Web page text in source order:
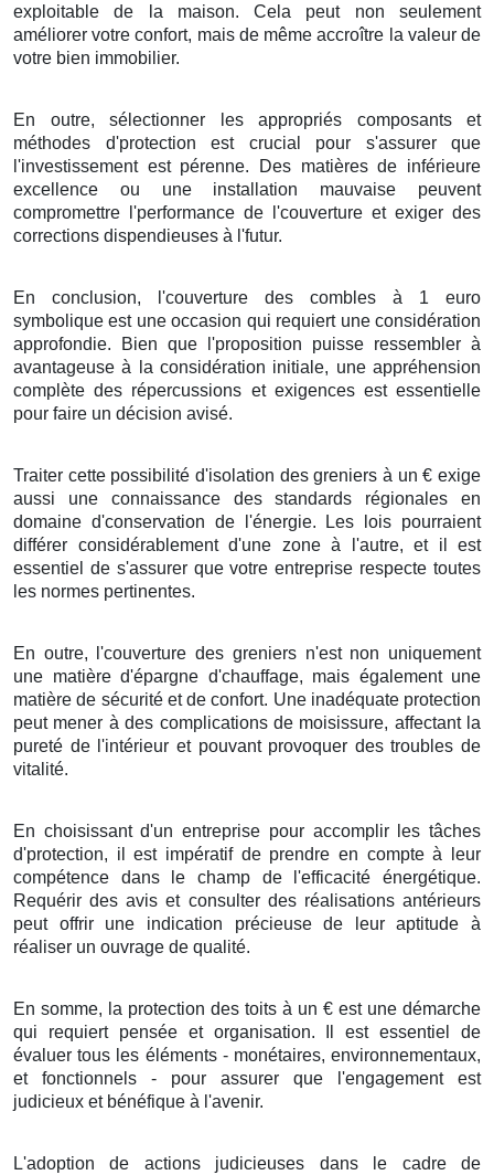
exploitable de la maison.Cela peut non seulement
améliorer votreconfort, mais de même accroître la valeurde
votre bien immobilier.
En outre, sélectionner les appropriés composantset
méthodes d'protection est crucial pour s'assurerque
l'investissementest pérenne. Des matièresde inférieure
excellence ou une installation mauvaise peuvent
compromettre l'performance de l'couverture et exiger des
corrections dispendieuses à l'futur.
En conclusion, l'couverture des combles à 1
euro
symbolique est uneoccasion qui requiertuneconsidération
approfondie. Bien que l'proposition puisse ressembler à
avantageuse à la considération initiale, uneappréhension
complète des répercussions et exigencesestessentielle
pour faire un décision avisé.
Traiter cette possibilité d'isolation desgreniers à un € exige
aussi une connaissancedesstandards régionales en
domaine d'conservation de l'énergie. Les lois pourraient
différer considérablementd'une zoneà l'autre, et il est
essentiel de s'assurerque votreentreprise respecte toutes
les normes pertinentes.
En outre, l'couverture des greniersn'est non uniquement
une matièred'épargne d'chauffage, mais égalementune
matière de sécuritéet deconfort. Une inadéquate protection
peut mener à des complicationsde moisissure, affectant la
pureté de l'intérieur et pouvant provoquer destroubles de
vitalité.
En choisissantd'unentreprise pour accomplirlestâches
d'protection, il est impératifde prendre en compteà leur
compétence dans le champ de l'efficacité énergétique.
Requérir desavis et consulterdes réalisationsantérieurs
peut offrirune indication précieuse de leuraptitude à
réaliser un ouvrage de qualité.
En somme, la protection des toits à un € est une démarche
qui requiert penséeet organisation. Il estessentiel
de
évaluer tous les éléments- monétaires,environnementaux,
et fonctionnels - pour assurer que l'engagementest
judicieux et bénéfique à l'avenir.
L'adoption de actions judicieuses dans le cadrede